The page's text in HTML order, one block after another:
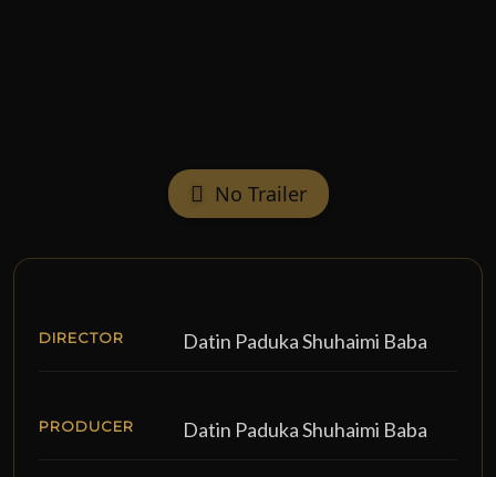
No Trailer
DIRECTOR Datin Paduka Shuhaimi Baba
PRODUCER Datin Paduka Shuhaimi Baba